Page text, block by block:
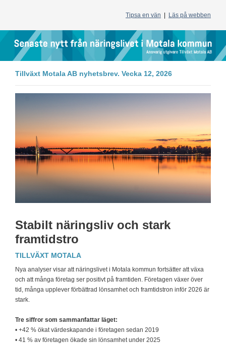
Tipsa en vän Läs på webben
Tillväxt Motala AB nyhetsbrev. Vecka 12, 2026
Stabilt näringsliv och stark
framtidstro
TILLVÄXT MOTALA
Nya analyser visar att näringslivet i Motala kommun fortsätter att växa
och att många företag ser positivt på framtiden. Företagen växer över
tid, många upplever förbättrad lönsamhet och framtidstron inför 2026 är
stark.
Tre siffror som sammanfattar läget:
• +42 % ökat värdeskapande i företagen sedan 2019
• 41 % av företagen ökade sin lönsamhet under 2025